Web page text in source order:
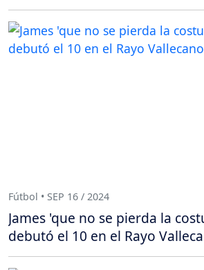
Fútbol • SEP 16 / 2024
James 'que no se pierda la
debutó el 10 en el Rayo